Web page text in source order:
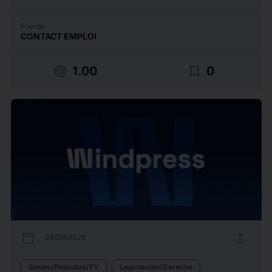
Fuente
CONTACT EMPLOI
target 1.00 bookmark_border 0
calendar_today 08/08/2026 upload
Series/Películas/TV Legislación/Derecho